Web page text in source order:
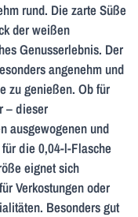
rund. Die zarte Süße
der weißen
Genusserlebnis. Der
angenehm und
zu genießen. Ob für
– dieser
ausgewogenen und
die 0,04-l-Flasche
eignet sich
Verkostungen oder
Besonders gut